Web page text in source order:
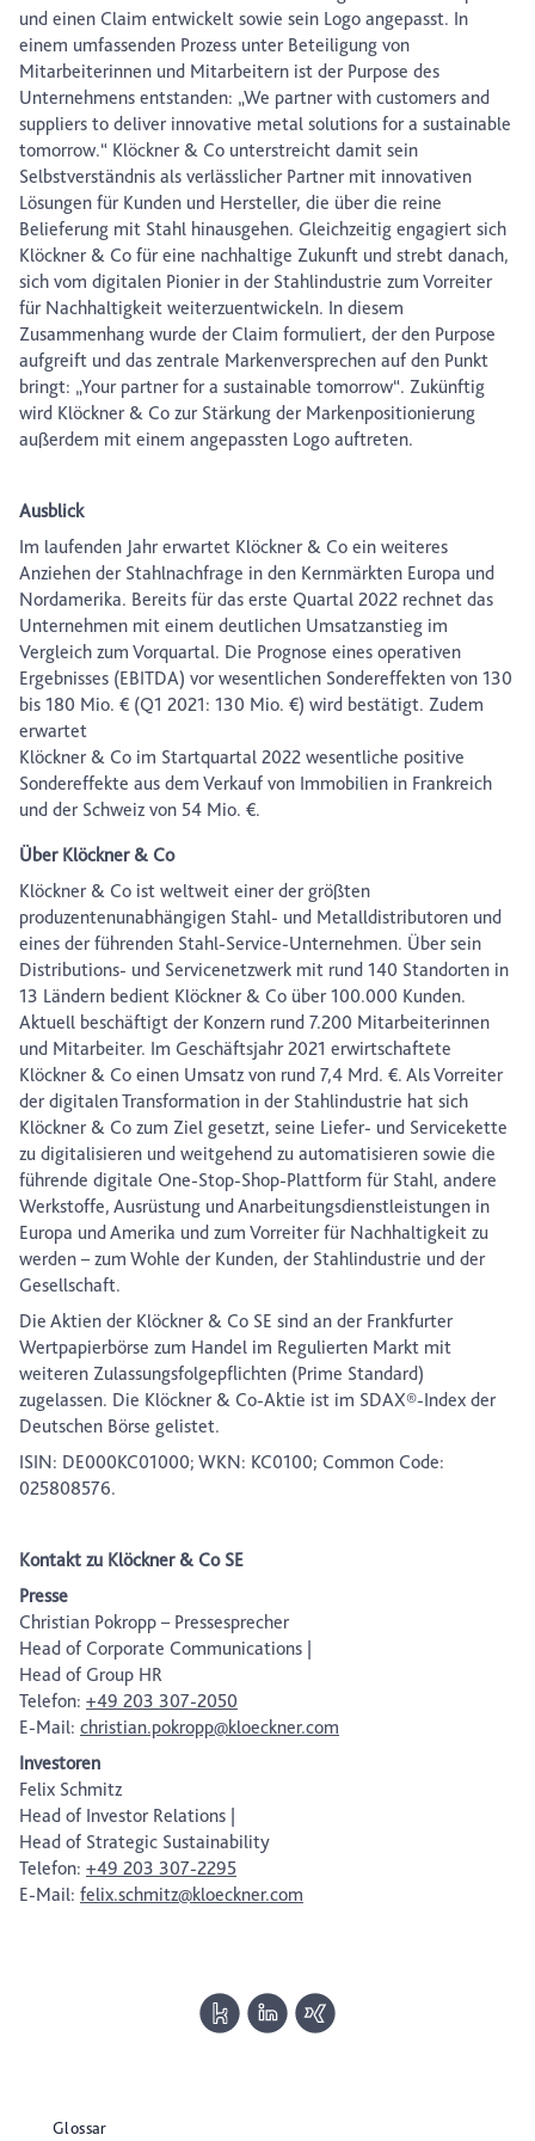
und einen Claim entwickelt sowie sein Logo angepasst. In
einem umfassenden Prozess unter Beteiligung von
Mitarbeiterinnen und Mitarbeitern ist der Purpose des
Unternehmens entstanden: „We partner with customers and
suppliers to deliver innovative metal solutions for a sustainable
tomorrow.“ Klöckner & Co unterstreicht damit sein
Selbstverständnis als verlässlicher Partner mit innovativen
Lösungen für Kunden und Hersteller, die über die reine
Belieferung mit Stahl hinausgehen. Gleichzeitig engagiert sich
Klöckner & Co für eine nachhaltige Zukunft und strebt danach,
sich vom digitalen Pionier in der Stahlindustrie zum Vorreiter
für Nachhaltigkeit weiterzuentwickeln. In diesem
Zusammenhang wurde der Claim formuliert, der den Purpose
aufgreift und das zentrale Markenversprechen auf den Punkt
bringt: „Your partner for a sustainable tomorrow“. Zukünftig
wird Klöckner & Co zur Stärkung der Markenpositionierung
außerdem mit einem angepassten Logo auftreten.
Ausblick
Im laufenden Jahr erwartet Klöckner & Co ein weiteres
Anziehen der Stahlnachfrage in den Kernmärkten Europa und
Nordamerika. Bereits für das erste Quartal 2022 rechnet das
Unternehmen mit einem deutlichen Umsatzanstieg im
Vergleich zum Vorquartal. Die Prognose eines operativen
Ergebnisses (EBITDA) vor wesentlichen Sondereffekten von 130
bis 180 Mio. € (Q1 2021: 130 Mio. €) wird bestätigt. Zudem
erwartet
Klöckner & Co im Startquartal 2022 wesentliche positive
Sondereffekte aus dem Verkauf von Immobilien in Frankreich
und der Schweiz von 54 Mio. €.
Über Klöckner & Co
Klöckner & Co ist weltweit einer der größten
produzentenunabhängigen Stahl- und Metalldistributoren und
eines der führenden Stahl-Service-Unternehmen. Über sein
Distributions- und Servicenetzwerk mit rund 140 Standorten in
13 Ländern bedient Klöckner & Co über 100.000 Kunden.
Aktuell beschäftigt der Konzern rund 7.200 Mitarbeiterinnen
und Mitarbeiter. Im Geschäftsjahr 2021 erwirtschaftete
Klöckner & Co einen Umsatz von rund 7,4 Mrd. €. Als Vorreiter
der digitalen Transformation in der Stahlindustrie hat sich
Klöckner & Co zum Ziel gesetzt, seine Liefer- und Servicekette
zu digitalisieren und weitgehend zu automatisieren sowie die
führende digitale One-Stop-Shop-Plattform für Stahl, andere
Werkstoffe, Ausrüstung und Anarbeitungsdienstleistungen in
Europa und Amerika und zum Vorreiter für Nachhaltigkeit zu
werden – zum Wohle der Kunden, der Stahlindustrie und der
Gesellschaft.
Die Aktien der Klöckner & Co SE sind an der Frankfurter
Wertpapierbörse zum Handel im Regulierten Markt mit
weiteren Zulassungsfolgepflichten (Prime Standard)
zugelassen. Die Klöckner & Co-Aktie ist im SDAX®-Index der
Deutschen Börse gelistet.
ISIN: DE000KC01000; WKN: KC0100; Common Code:
025808576.
Kontakt zu Klöckner & Co SE
Presse
Christian Pokropp – Pressesprecher
Head of Corporate Communications |
Head of Group HR
Telefon: +49 203 307-2050
E-Mail: christian.pokropp@kloeckner.com
Investoren
Felix Schmitz
Head of Investor Relations |
Head of Strategic Sustainability
Telefon: +49 203 307-2295
E-Mail: felix.schmitz@kloeckner.com
Glossar